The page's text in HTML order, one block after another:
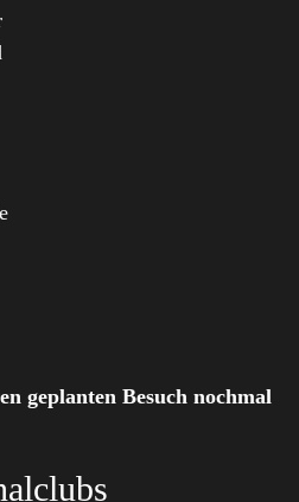
geplanten Besuch nochmal